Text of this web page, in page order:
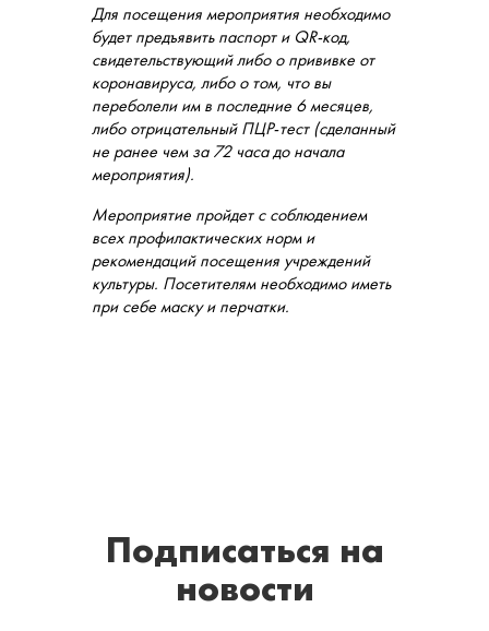
Для посещения мероприятия необходимо
будет предъявить паспорт и QR-код,
свидетельствующий либо о прививке от
коронавируса, либо о том, что вы
переболели им в последние 6 месяцев,
либо отрицательный ПЦР-тест (сделанный
не ранее чем за 72 часа до начала
мероприятия).
Мероприятие пройдет с соблюдением
всех профилактических норм и
рекомендаций посещения учреждений
культуры. Посетителям необходимо иметь
при себе маску и перчатки.
Подписаться на
новости